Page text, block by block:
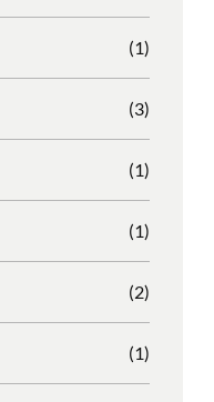
(1)
(3)
(1)
(1)
(2)
(1)